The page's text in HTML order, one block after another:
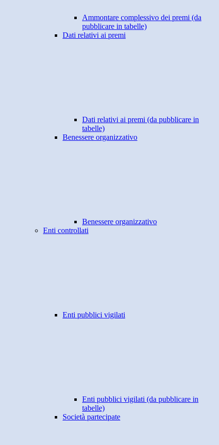
Ammontare complessivo dei premi (da
pubblicare in tabelle)
Dati relativi ai premi
Dati relativi ai premi (da pubblicare in
tabelle)
Benessere organizzativo
Benessere organizzativo
Enti controllati
Enti pubblici vigilati
Enti pubblici vigilati (da pubblicare in
tabelle)
Società partecipate